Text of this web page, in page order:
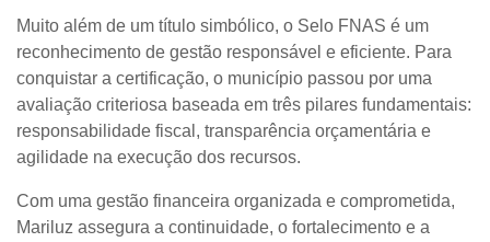
Muito além de um título simbólico, o Selo FNAS é um
reconhecimento de gestão responsável e eficiente. Para
conquistar a certificação, o município passou por uma
avaliação criteriosa baseada em três pilares fundamentais:
responsabilidade fiscal, transparência orçamentária e
agilidade na execução dos recursos.
Com uma gestão financeira organizada e comprometida,
Mariluz assegura a continuidade, o fortalecimento e a